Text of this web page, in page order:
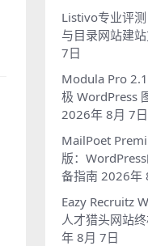
Listivo专业评
与目录网站建
7日
Modula Pro
极 WordPress
2026年 8月 7日
MailPoet
版：
备指南 2026年
Eazy Recruitz
人才猎头网站
年 8月 7日